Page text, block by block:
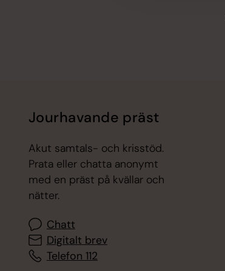
Jourhavande präst
Akut samtals- och krisstöd.
Prata eller chatta anonymt
med en präst på kvällar och
nätter.
Chatt
Digitalt brev
Telefon 112